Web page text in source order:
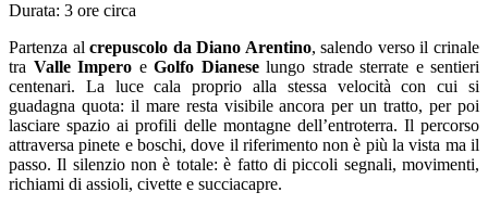
Durata: 3 ore circa
Partenza alcrepuscolo da Diano Arentino, salendo verso il crinale
tra Valle Impero e Golfo Dianeselungo strade sterrate e sentieri
centenari. La luce cala proprio alla stessa velocità con cui si
guadagna quota: il mare resta visibile ancora per un tratto, per poi
lasciare spazio ai profili delle montagne dell’entroterra. Il percorso
attraversa pinete e boschi, dove il riferimento non è più la vista ma il
passo. Il silenzio non è totale: è fatto di piccoli segnali, movimenti,
richiami di assioli, civette e succiacapre.